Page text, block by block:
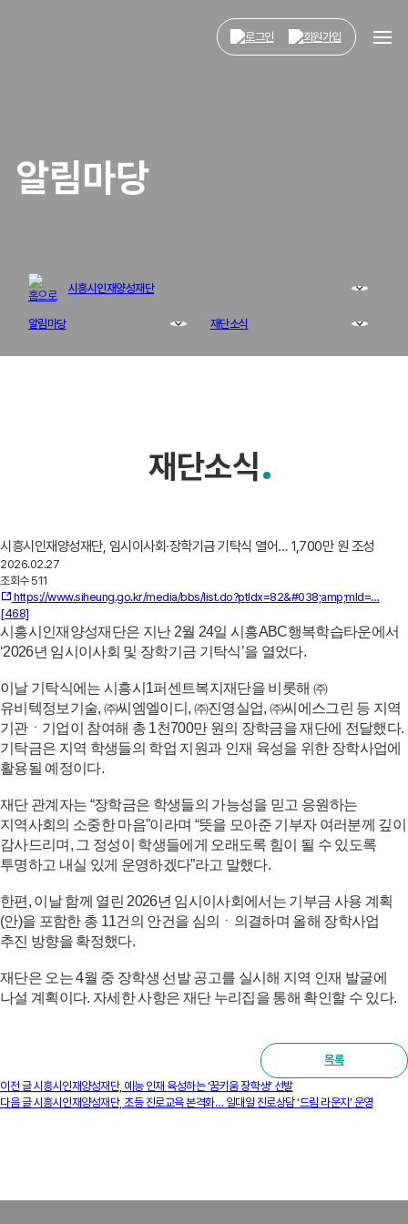
알림마당
시흥시인재양성재단
알림마당
장학금 한눈에
재단소식
공지사항
자료실
재단소식
시흥시인재양성재단, 임시이사회·장학기금 기탁식 열어… 1,700만 원 조성
2026.02.27
조회수511
https://www.siheung.go.kr/media/bbs/list.do?ptIdx=82&#038;amp;mId=…
[468]
시흥시인재양성재단은 지난 2월 24일 시흥ABC행복학습타운에서
‘2026년 임시이사회 및 장학기금 기탁식’을 열었다.
이날 기탁식에는 시흥시1퍼센트복지재단을 비롯해 ㈜
유비텍정보기술, ㈜씨엠엘이디, ㈜진영실업, ㈜씨에스그린 등 지역
기관ㆍ기업이 참여해 총 1천700만 원의 장학금을 재단에 전달했다.
기탁금은 지역 학생들의 학업 지원과 인재 육성을 위한 장학사업에
활용될 예정이다.
재단 관계자는 “장학금은 학생들의 가능성을 믿고 응원하는
지역사회의 소중한 마음”이라며 “뜻을 모아준 기부자 여러분께 깊이
감사드리며, 그 정성이 학생들에게 오래도록 힘이 될 수 있도록
투명하고 내실 있게 운영하겠다”라고 말했다.
한편, 이날 함께 열린 2026년 임시이사회에서는 기부금 사용 계획
(안)을 포함한 총 11건의 안건을 심의ㆍ의결하며 올해 장학사업
추진 방향을 확정했다.
재단은 오는 4월 중 장학생 선발 공고를 실시해 지역 인재 발굴에
나설 계획이다. 자세한 사항은 재단 누리집을 통해 확인할 수 있다.
목록
이전 글시흥시인재양성재단, 예능 인재 육성하는 ‘꿈키움 장학생’ 선발
다음 글시흥시인재양성재단, 초등 진로교육 본격화… 일대일 진로상담 ‘드림 라운지’ 운영